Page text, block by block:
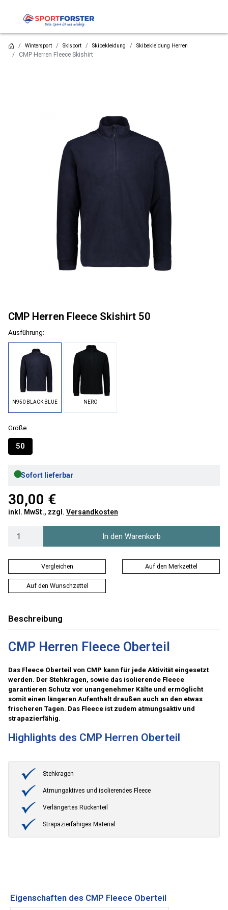
Wintersport Skisport Skibekleidung Skibekleidung Herren
CMP Herren Fleece Skishirt
CMP Herren Fleece Skishirt 50
Ausführung:
N950 BLACK BLUE NERO
Größe:
50
●Sofort lieferbar
30,00 €
inkl. MwSt., zzgl. Versandkosten
In den Warenkorb
Vergleichen Auf den Merkzettel
Auf den Wunschzettel
Beschreibung
CMP Herren Fleece Oberteil
Das Fleece Oberteil von CMP kann für jede Aktivität eingesetzt
werden. Der Stehkragen, sowie das isolierende Fleece
garantieren Schutz vor unangenehmer Kälte und ermöglicht
somit einen längeren Aufenthalt draußen auch an den etwas
frischeren Tagen. Das Fleece ist zudem atmungsaktiv und
strapazierfähig.
Highlights des CMP Herren Oberteil
Stehkragen
Atmungaktives und isolierendes Fleece
Verlängertes Rückenteil
Strapazierfähiges Material
Eigenschaften des CMP Fleece Oberteil